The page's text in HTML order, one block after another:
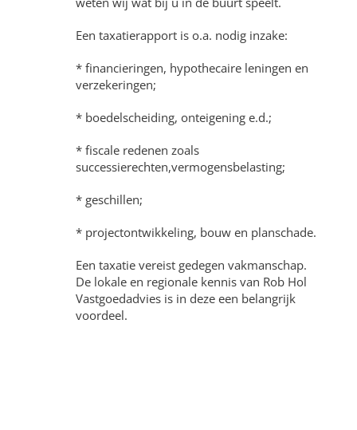
Een taxatierapport is o.a. nodig inzake:
* financieringen, hypothecaire leningen en
verzekeringen;
* boedelscheiding, onteigening e.d.;
* fiscale redenen zoals
successierechten,vermogensbelasting;
* geschillen;
* projectontwikkeling, bouw en planschade.
Een taxatie vereist gedegen vakmanschap.
De lokale en regionale kennis van Rob Hol
Vastgoedadvies is in deze een belangrijk
voordeel.